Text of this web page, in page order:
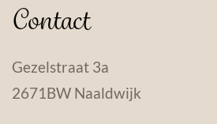
Contact
Gezelstraat 3a
2671BW Naaldwijk